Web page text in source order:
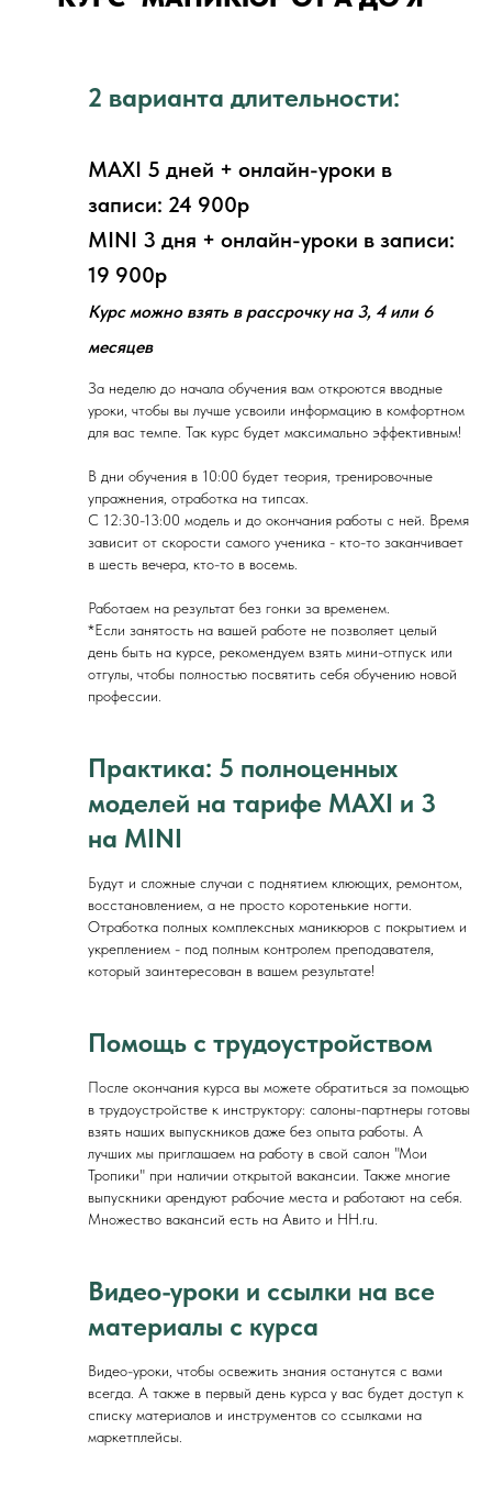
2 варианта длительности:
MAXI 5 дней + онлайн-уроки в
записи: 24 900р
MINI 3 дня + онлайн-уроки в записи:
19 900р
Курс можно взять в рассрочку на 3, 4 или 6
месяцев
За неделю до начала обучения вам откроются вводные
уроки, чтобы вы лучше усвоили информацию в комфортном
для вас темпе. Так курс будет максимально эффективным!
В дни обучения в 10:00 будет теория, тренировочные
упражнения, отработка на типсах.
С 12:30-13:00 модель и до окончания работы с ней. Время
зависит от скорости самого ученика - кто-то заканчивает
в шесть вечера, кто-то в восемь.
Работаем на результат без гонки за временем.
*Если занятость на вашей работе не позволяет целый
день быть на курсе, рекомендуем взять мини-отпуск или
отгулы, чтобы полностью посвятить себя обучению новой
профессии.
Практика: 5 полноценных
моделей на тарифе MAXI и 3
на MINI
Будут и сложные случаи с поднятием клюющих, ремонтом,
восстановлением, а не просто коротенькие ногти.
Отработка полных комплексных маникюров с покрытием и
укреплением - под полным контролем преподавателя,
который заинтересован в вашем результате!
Помощь с трудоустройством
После окончания курса вы можете обратиться за помощью
в трудоустройстве к инструктору: салоны-партнеры готовы
взять наших выпускников даже без опыта работы. А
лучших мы приглашаем на работу в свой салон "Мои
Тропики" при наличии открытой вакансии. Также многие
выпускники арендуют рабочие места и работают на себя.
Множество вакансий есть на Авито и HH.ru.
Видео-уроки и ссылки на все
материалы с курса
Видео-уроки, чтобы освежить знания останутся с вами
всегда. А также в первый день курса у вас будет доступ к
списку материалов и инструментов со ссылками на
маркетплейсы.